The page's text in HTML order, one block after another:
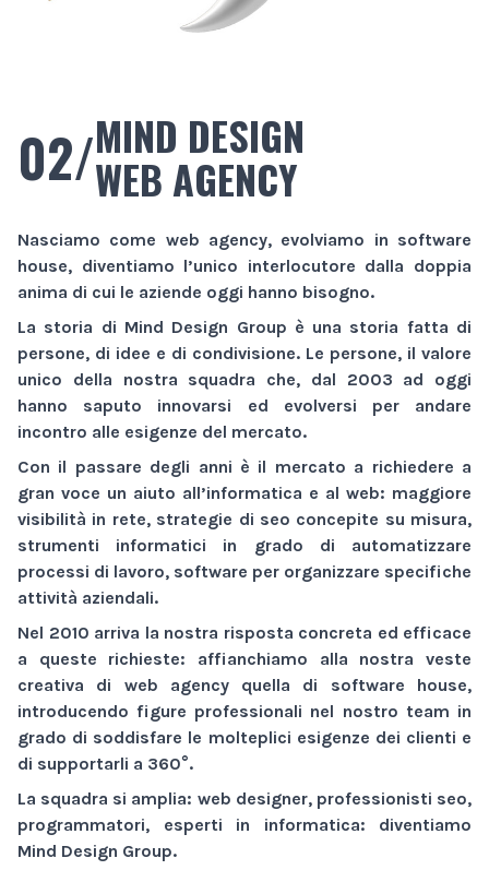
02/MIND DESIGN
WEB AGENCY
Nasciamo come web agency, evolviamo in software
house, diventiamo l’unico interlocutore dalla doppia
anima di cui le aziende oggi hanno bisogno.
La storia di Mind Design Group è una storia fatta di
persone, di idee e di condivisione. Le persone, il valore
unico della nostra squadra che, dal 2003 ad oggi
hanno saputo innovarsi ed evolversi per andare
incontro alle esigenze del mercato.
Con il passare degli anni è il mercato a richiedere a
gran voce un aiuto all’informatica e al web: maggiore
visibilità in rete, strategie di seo concepite su misura,
strumenti informatici in grado di automatizzare
processi di lavoro, software per organizzare specifiche
attività aziendali.
Nel 2010 arriva la nostra risposta concreta ed efficace
a queste richieste: affianchiamo alla nostra veste
creativa di web agencyquella di software house,
introducendo figure professionali nel nostro team in
grado di soddisfare le molteplici esigenze dei clienti e
di supportarli a 360°.
La squadra si amplia: web designer, professionisti seo,
programmatori, esperti in informatica: diventiamo
Mind Design Group.